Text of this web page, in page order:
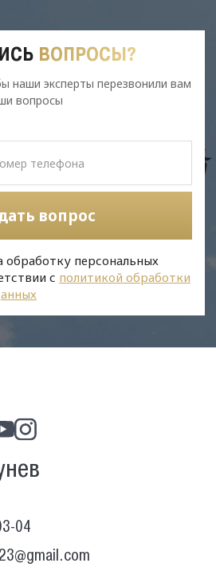
ВОПРОСЫ?
наши эксперты перезвонили вам
вопросы
вопрос
обработку персональных
с политикой обработки
04